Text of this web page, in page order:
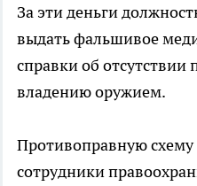
За эти деньги
выдать фальшивое
справки об
владению оружием.
Противоправную
сотрудники